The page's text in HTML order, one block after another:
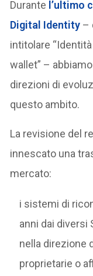
Durante l’ultimo
Digital Identity –
intitolare
wallet” –
direzioni di
questo ambito.
La revisione del
innescato una
mercato:
i sistemi di
anni dai diversi
nella direzione
proprietarie o